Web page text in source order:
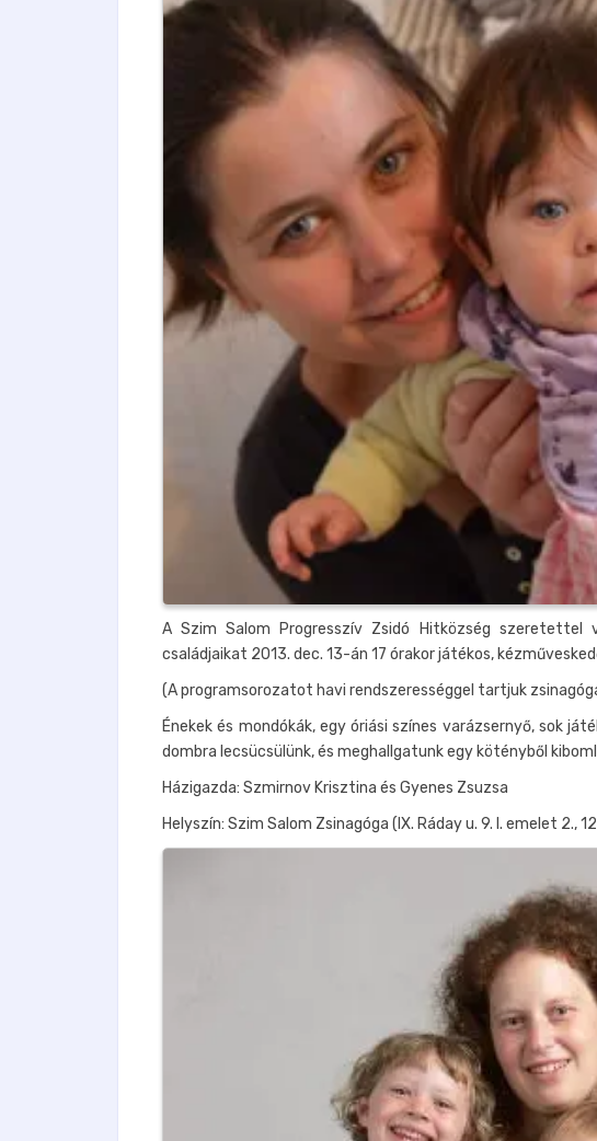
A Szim Salom Progresszív Zsidó Hitközség
családjaikat 2013. dec. 13-án 17 órakor játékos,
(A programsorozatot havi rendszerességgel tartjuk
Énekek és mondókák, egy óriási színes varázsernyő, sok
dombra lecsücsülünk, és meghallgatunk egy kötényből
Házigazda: Szmirnov Krisztina és Gyenes Zsuzsa
Helyszín: Szim Salom Zsinagóga (IX. Ráday u. 9. I. emelet 2.,